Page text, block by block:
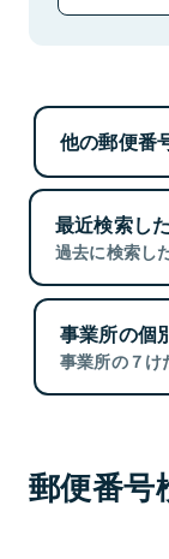
他の郵便番
最近検索し
過去に検索し
事業所の個
事業所の７け
郵便番号